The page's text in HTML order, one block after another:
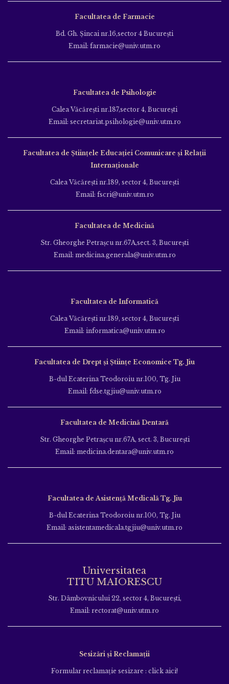
Facultatea de Farmacie
Bd. Gh. Şincai nr.16,sector 4 Bucureşti
Email: farmacie@univ.utm.ro
Facultatea de Psihologie
Calea Văcăreşti nr.187,sector 4, Bucureşti
Email: secretariat.psihologie@univ.utm.ro
Facultatea de Ştiinţele Educației Comunicare și Relații
Internaționale
Calea Văcăreşti nr.189, sector 4, Bucureşti
Email: fscri@univ.utm.ro
Facultatea de Medicină
Str. Gheorghe Petraşcu nr.67A,sect. 3, Bucureşti
Email: medicina.generala@univ.utm.ro
Facultatea de Informatică
Calea Văcăreşti nr.189, sector 4, Bucureşti
Email: informatica@univ.utm.ro
Facultatea de Drept și Științe Economice Tg. Jiu
B-dul Ecaterina Teodoroiu nr.100, Tg. Jiu
Email: fdse.tgjiu@univ.utm.ro
Facultatea de Medicină Dentară
Str. Gheorghe Petraşcu nr.67A, sect. 3, Bucureşti
Email: medicina.dentara@univ.utm.ro
Facultatea de Asistență Medicală Tg. Jiu
B-dul Ecaterina Teodoroiu nr.100, Tg. Jiu
Email: asistentamedicala.tgjiu@univ.utm.ro
Universitatea
TITU MAIORESCU
Str. Dâmbovnicului 22, sector 4, București,
Email: rectorat@univ.utm.ro
Sesizări și Reclamații
Formular reclamație sesizare : click aici!